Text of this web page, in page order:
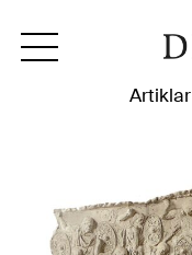
Artiklar